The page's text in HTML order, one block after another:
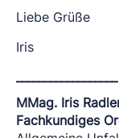
Liebe Grüße
Iris
__________________
MMag. Iris
Fachkundiges